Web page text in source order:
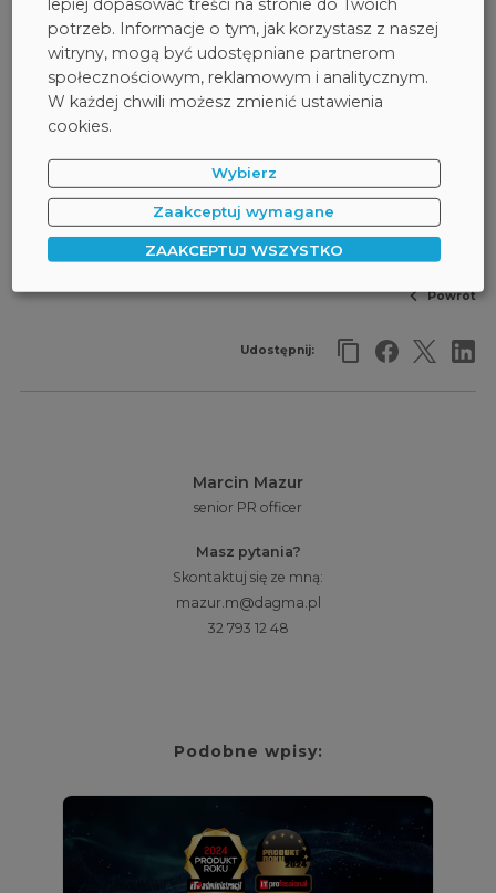
NAGRODY I WYRÓŻNIENIA STORMSHIELD
Powrót
Udostępnij:
Marcin Mazur
senior PR officer
Masz pytania?
Skontaktuj się ze mną:
mazur.m@dagma.pl
32 793 12 48
Podobne wpisy:
lepiej dopasować treści na stronie do Twoich
potrzeb. Informacje o tym, jak korzystasz z naszej
witryny, mogą być udostępniane partnerom
społecznościowym, reklamowym i analitycznym.
W każdej chwili możesz zmienić ustawienia
cookies.
Wybierz
Zaakceptuj wymagane
ZAAKCEPTUJ WSZYSTKO